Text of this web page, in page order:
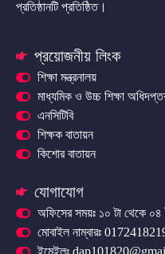
প্রতিষ্ঠানটি প্রতিষ্ঠিত।
প্রয়োজনীয় লিংক
শিক্ষা মন্ত্রনালয়
মাধ্যমিক ও উচ্চ শিক্ষা
এনসিটিবি
শিক্ষক বাতায়ন
কিশোর বাতায়ন
যোগাযোগ
অফিসের সময়ঃ ১০ টা থেকে ০৪
মোবাইল নাম্বারঃ